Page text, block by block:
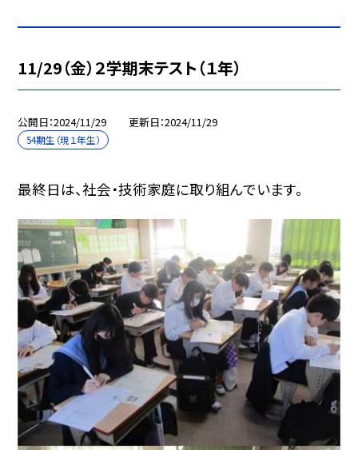
11/29（金）２学期末テスト（１年）
公開日 2024/11/29 更新日 2024/11/29
54期生（現１年生）
最終日は、社会・技術家庭に取り組んでいます。